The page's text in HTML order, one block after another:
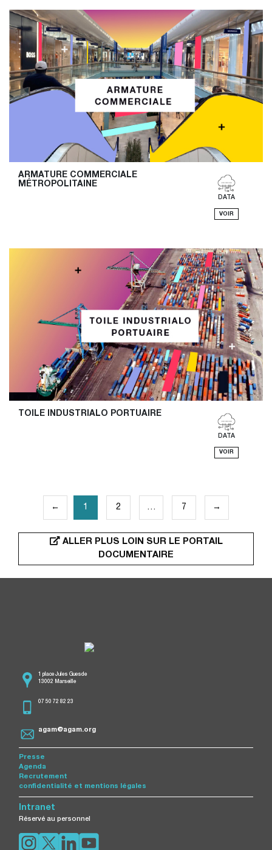
ARMATURE COMMERCIALE
MÉTROPOLITAINE
DATA
VOIR
TOILE INDUSTRIALO PORTUAIRE
DATA
VOIR
PAGINATION
DES← 1 2 … 7 →
ALLER PLUS LOIN SUR LE PORTAIL
DOCUMENTAIRE
1 place Jules Guesde
13002 Marseille
07 50 72 82 23
agam@agam.org
Presse
Agenda
Recrutement
confidentialité et mentions légales
Intranet
Réservé au personnel